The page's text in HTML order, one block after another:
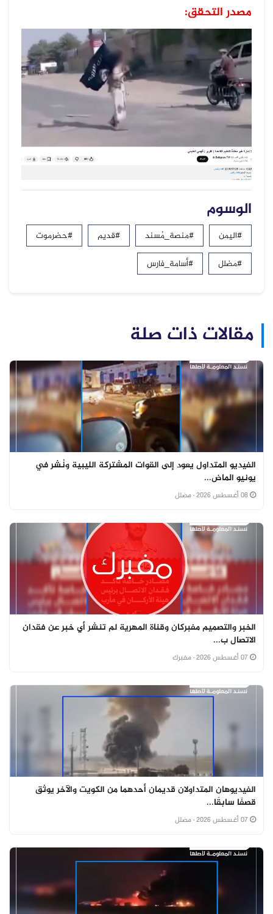
مصدر التحقق:
الوسوم
#اليمن #منصة_مُسند #قديم
#حضرموت
#مضلل
#أسامة_فارس
مقالات ذات صلة
الفيديو المتداول يعود إلى القوات المشتركة الليبية ونُشر في
يونيو الماض...
· مضلل
الخبر والتصميم مفبركان وقناة المهرية لم تنشر أي خبر عن فقدان
الاتصال ب...
· مفبرك
الفيديوهان المتداولان قديمان أحدهما من الكويت والآخر يوثق
قصفًا سابقًا...
· مضلل